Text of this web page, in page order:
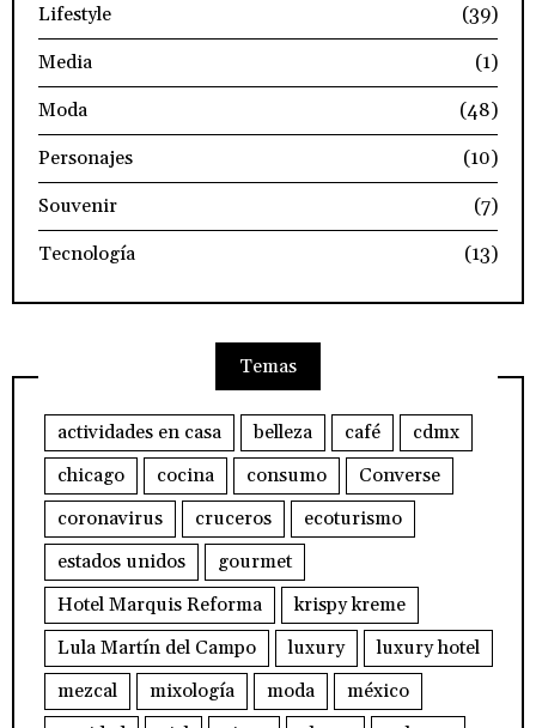
Lifestyle
(39)
Media
(1)
Moda
(48)
Personajes
(10)
Souvenir
(7)
Tecnología
(13)
Temas
actividades en casa belleza café
cdmx
chicago
cocina consumo
Converse
coronavirus
cruceros
ecoturismo
estados unidos
gourmet
Hotel Marquis Reforma
krispy kreme
Lula Martín del Campo
luxury
luxury hotel
mezcal
mixología moda
méxico